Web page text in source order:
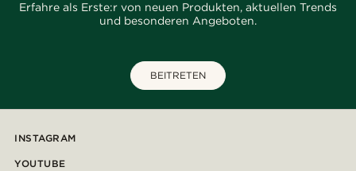
Erfahre als Erste:r von neuen Produkten, aktuellen Trends
und besonderen Angeboten.
BEITRETEN
INSTAGRAM
YOUTUBE